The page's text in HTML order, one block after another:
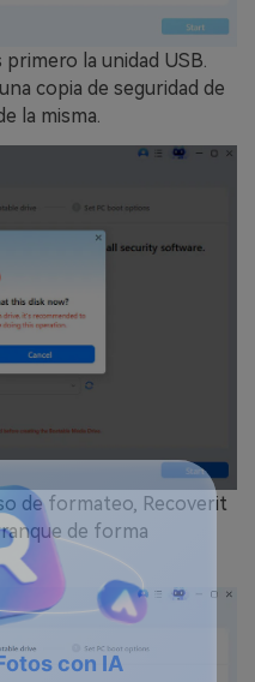
la unidad USB.
copia de seguridad de
la misma.
de formateo, Recoverit
de forma